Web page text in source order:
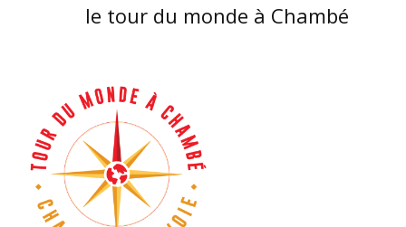
le tour du monde à Chambé